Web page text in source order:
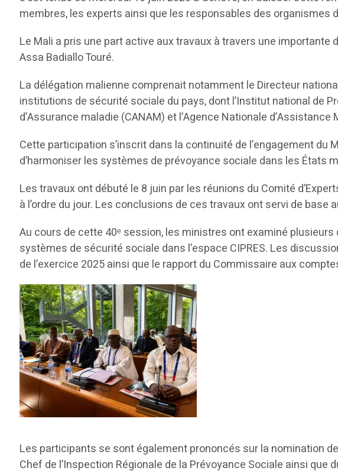
membres, les experts ainsi que les responsables des organismes
Le Mali a pris une part active aux travaux à travers une
Assa Badiallo Touré.
La délégation malienne comprenait notamment le Directeur
institutions de sécurité sociale du pays, dont l’Institut national de
d’Assurance maladie (CANAM) et l’Agence Nationale
Cette participation s’inscrit dans la continuité de l’engagement
d’harmoniser les systèmes de prévoyance sociale dans les États
Les travaux ont débuté le 8 juin par les réunions du Comité
à l’ordre du jour. Les conclusions de ces travaux ont servi de
Au cours de cette 40ᵉ session, les ministres ont examiné
systèmes de sécurité sociale dans l’espace CIPRES. Les
de l’exercice 2025 ainsi que le rapport du Commissaire aux
Les participants se sont également prononcés sur la nomination
Chef de l’Inspection Régionale de la Prévoyance Sociale ainsi